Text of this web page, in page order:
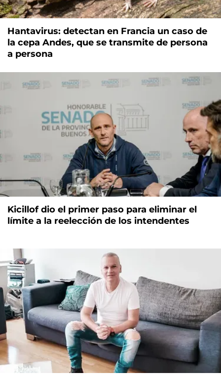
Hantavirus: detectan en Francia un caso de
la cepa Andes, que se transmite de persona
a persona
Kicillof dio el primer paso para eliminar el
límite a la reelección de los intendentes